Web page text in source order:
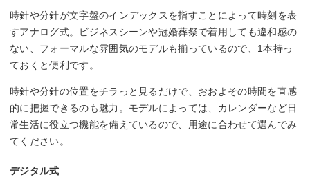
時針や分針が文字盤のインデックスを指すことによって時刻を表
すアナログ式。ビジネスシーンや冠婚葬祭で着用しても違和感の
ない、フォーマルな雰囲気のモデルも揃っているので、1本持っ
ておくと便利です。
時針や分針の位置をチラっと見るだけで、おおよその時間を直感
的に把握できるのも魅力。モデルによっては、カレンダーなど日
常生活に役立つ機能を備えているので、用途に合わせて選んでみ
てください。
デジタル式